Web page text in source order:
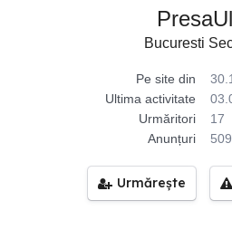
Bucuresti
Pe site din
Ultima activitate
Urmăritori
17
Anunțuri
509
Urmărește